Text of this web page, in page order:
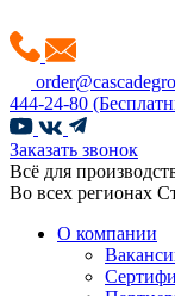
444-24-80
Заказать звонок
Всё для
Во всех регионах
О компании